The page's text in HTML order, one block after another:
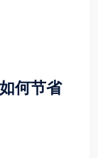
何节省